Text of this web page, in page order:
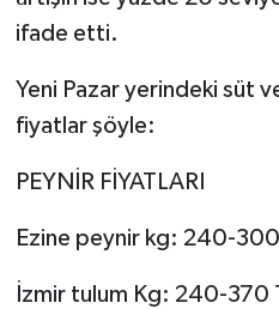
ifade etti.
Yeni Pazar yerindeki süt
fiyatlar şöyle:
PEYNİR FİYATLARI
Ezine peynir kg: 240-
İzmir tulum Kg: 240-370